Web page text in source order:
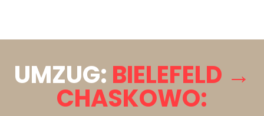
UMZUG: BIELEFELD →
CHASKOWO: